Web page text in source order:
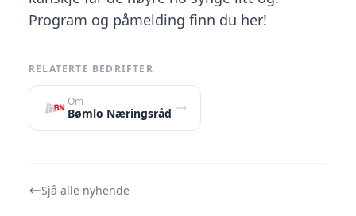
Program og påmelding finn du her!
RELATERTE BEDRIFTER
Om
Bømlo Næringsråd
Sjå alle nyhende